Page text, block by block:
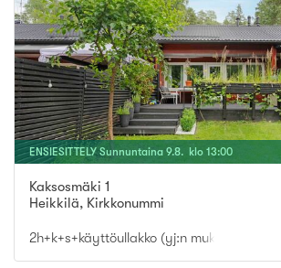
ENSIESITTELY Sunnuntaina 9.8. klo 13:00
Kaksosmäki 1
Heikkilä, Kirkkonummi
2h+k+s+käyttöullakko (yj:n mukaan 2h+k+s)